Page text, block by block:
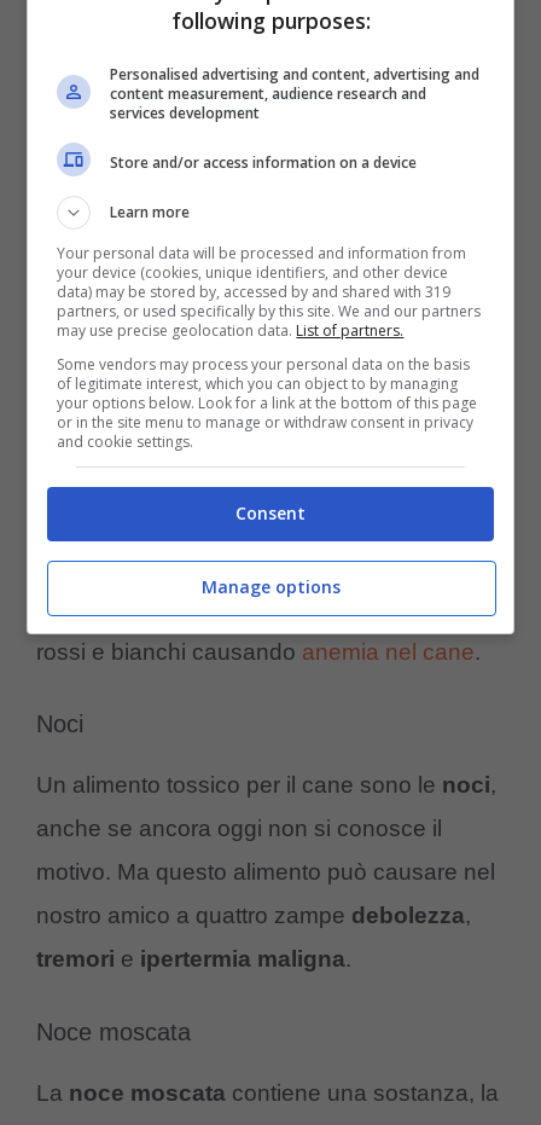
non solo può provocare un
soffocamento nel cane, soprattutto per i cani
più piccoli, ma se rotto può causare
avvelenamento nel nostro amico a quattro
zampe, in quanto al suo interno è presente
l’amigdalina, una sostanza che una volta
ingerita si trasforma incianuroe può indurre
cane al coma.
Cipolla, porro e aglio
alimenti molto tossici per il nostro amico a
quattro zampe, in quanto contengono una
sostanza, il
che distrugge i globuli
rossi e bianchi causando anemia nel cane.
Noci
Un alimento tossico per il cane sono le noci,
anche se ancora oggi non si conosce il
motivo. Ma questo alimento può causare nel
nostro amico a quattro zampe debolezza,
tremori e ipertermia maligna.
Noce moscata
La noce moscata contiene una sostanza, la
following purposes:
Personalised advertising and content, advertising and
content measurement, audience research and
services development
Store and/or access information on a device
Learn more
Your personal data will be processed and information from
your device (cookies, unique identifiers, and other device
data) may be stored by, accessed by and shared with 319
partners, or used specifically by this site. We and our partners
may use precise geolocation data. List of partners.
Some vendors may process your personal data on the basis
of legitimate interest, which you can object to by managing
your options below. Look for a link at the bottom of this page
or in the site menu to manage or withdraw consent in privacy
and cookie settings.
Consent
Manage options